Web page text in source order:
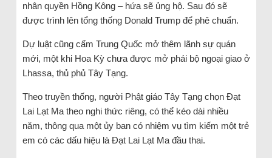
nhân quyền Hồng Kông – hứa sẽ ủng hộ. Sau đó sẽ
được trình lên tổng thống Donald Trump để phê chuẩn.
Dự luật cũng cấm Trung Quốc mở thêm lãnh sự quán
mới, một khi Hoa Kỳ chưa được mở phái bộ ngoại giao ở
Lhassa, thủ phủ Tây Tạng.
Theo truyền thống, người Phật giáo Tây Tạng chọn Đạt
Lai Lạt Ma theo nghi thức riêng, có thể kéo dài nhiều
năm, thông qua một ủy ban có nhiệm vụ tìm kiếm một trẻ
em có các dấu hiệu là Đạt Lai Lạt Ma đầu thai.